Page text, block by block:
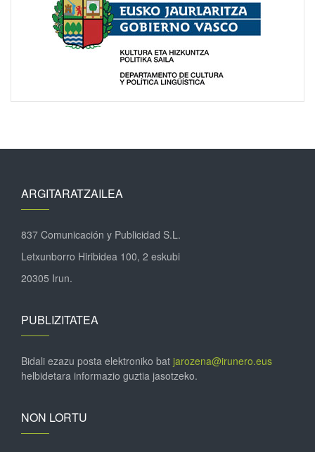
ARGITARATZAILEA
837 Comunicación y Publicidad S.L.
Letxunborro Hiribidea 100, 2 eskubi
20305 Irun.
PUBLIZITATEA
Bidali ezazu posta elektroniko bat jarozena@irunero.eus
helbidetara informazio guztia jasotzeko.
NON LORTU